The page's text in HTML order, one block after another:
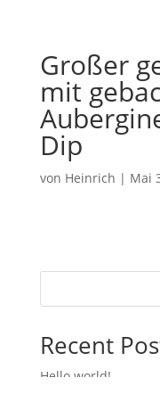
Großer
mit
Dip
von Heinrich | Mai
Recent
Hello world!